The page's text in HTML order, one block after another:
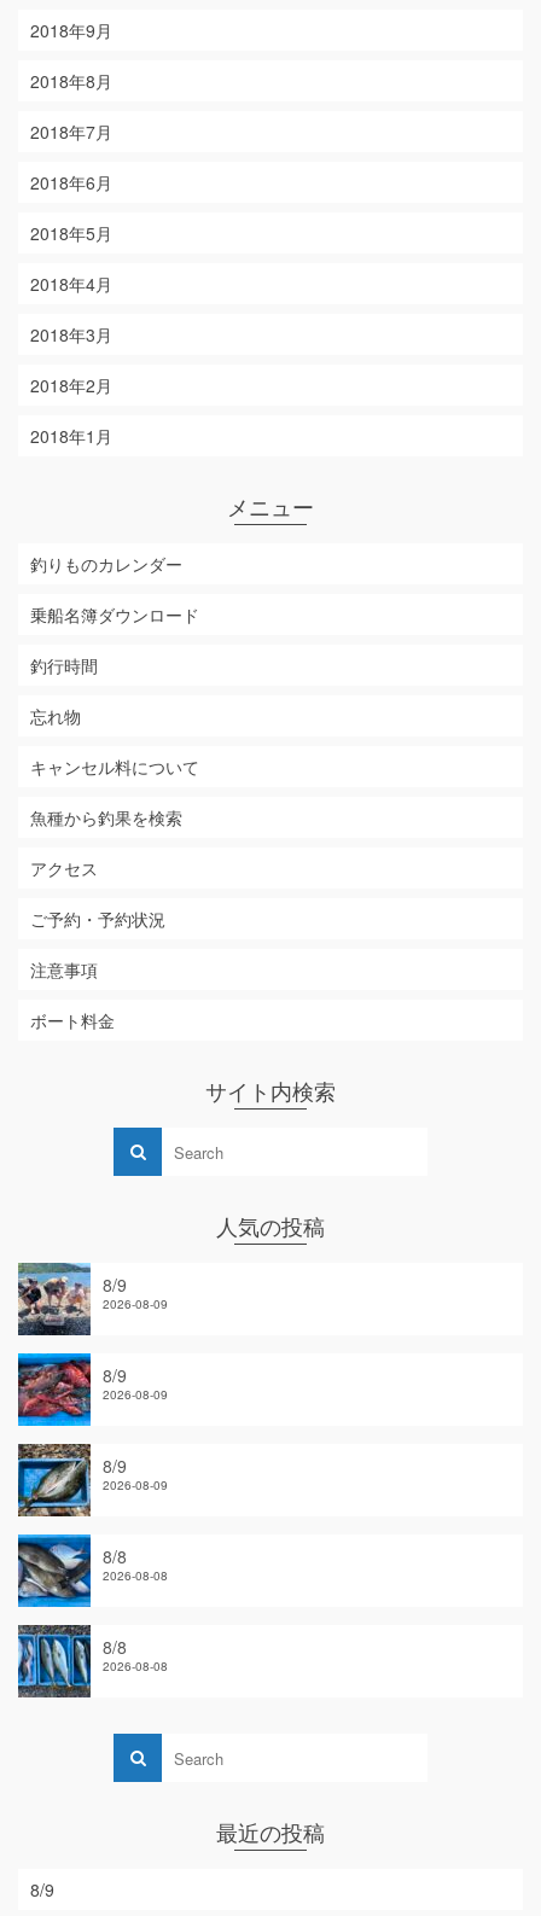
2018年9月
2018年8月
2018年7月
2018年6月
2018年5月
2018年4月
2018年3月
2018年2月
2018年1月
メニュー
釣りものカレンダー
乗船名簿ダウンロード
釣行時間
忘れ物
キャンセル料について
魚種から釣果を検索
アクセス
ご予約・予約状況
注意事項
ボート料金
サイト内検索
人気の投稿
8/9
2026-08-09
8/9
2026-08-09
8/9
2026-08-09
8/8
2026-08-08
8/8
2026-08-08
最近の投稿
8/9